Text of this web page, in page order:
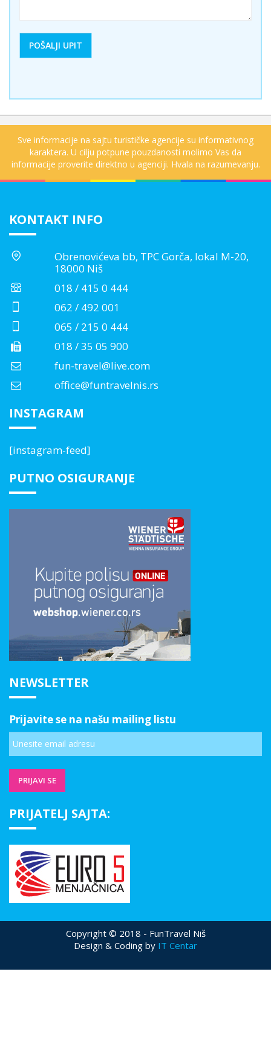
Sve informacije na sajtu turističke agencije su informativnog
karaktera. U cilju potpune pouzdanosti molimo Vas da
informacije proverite direktno u agenciji. Hvala na razumevanju.
KONTAKT INFO
Obrenovićeva bb, TPC Gorča, lokal M-20,
18000 Niš
018 / 415 0 444
062 / 492 001
065 / 215 0 444
018 / 35 05 900
fun-travel@live.com
office@funtravelnis.rs
INSTAGRAM
[instagram-feed]
PUTNO OSIGURANJE
NEWSLETTER
Prijavite se na našu mailing listu
PRIJATELJ SAJTA:
Copyright © 2018 - FunTravel Niš
Design & Coding by IT Centar